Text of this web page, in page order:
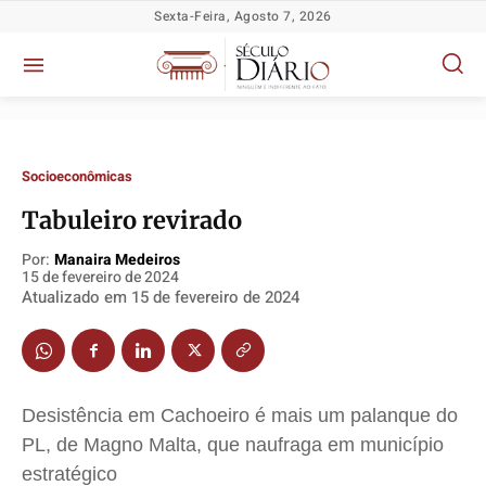
Política
Socioeconômicas
TV Século
Justiça
Educação
Política
Socioeconômicas
TV Século
Justiça
Educação
Política
Socioeconômicas
TV Século
Justiça
Educação
Política
Socioeconômicas
TV Século
Justiça
Educação
Sexta-Feira, Agosto 7, 2026
Socioeconômicas
Tabuleiro revirado
Por: Manaira Medeiros
15 de fevereiro de 2024
Atualizado em 15 de fevereiro de 2024
Desistência em Cachoeiro é mais um palanque do
PL, de Magno Malta, que naufraga em município
estratégico